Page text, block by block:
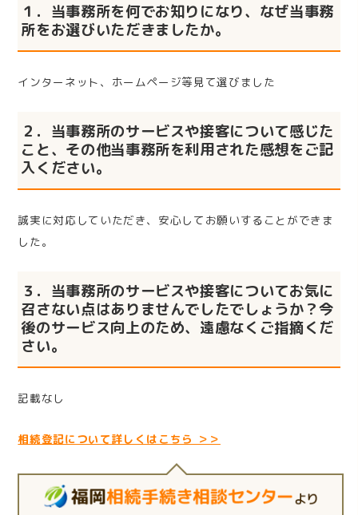
１．当事務所を何でお知りになり、なぜ当事務
所をお選びいただきましたか。
インターネット、ホームページ等見て選びました
２．当事務所のサービスや接客について感じた
こと、その他当事務所を利用された感想をご記
入ください。
誠実に対応していただき、安心してお願いすることができま
した。
３．当事務所のサービスや接客についてお気に
召さない点はありませんでしたでしょうか？今
後のサービス向上のため、遠慮なくご指摘くだ
さい。
記載なし
相続登記について詳しくはこちら ＞＞